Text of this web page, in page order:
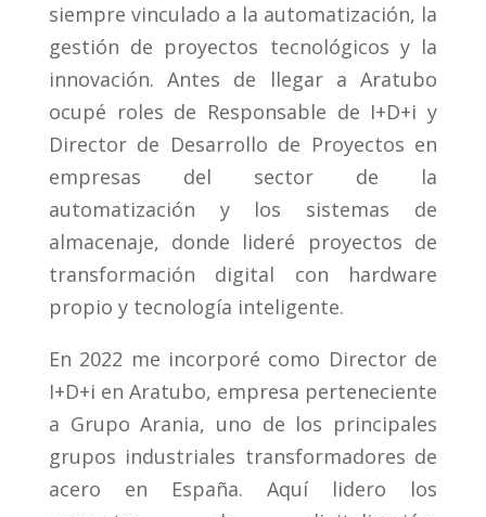
siempre vinculado a la automatización, la
gestión de proyectos tecnológicos y la
innovación. Antes de llegar a Aratubo
ocupé roles de Responsable de I+D+i y
Director de Desarrollo de Proyectos en
empresas del sector de la
automatización y los sistemas de
almacenaje, donde lideré proyectos de
transformación digital con hardware
propio y tecnología inteligente.
En 2022 me incorporé como Director de
I+D+i en Aratubo, empresa perteneciente
a Grupo Arania, uno de los principales
grupos industriales transformadores de
acero en España. Aquí lidero los